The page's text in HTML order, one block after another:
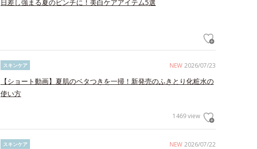
日差し強まる夏のピンチに！美白ケアアイテム5選
NEW 2026/07/23
スキンケア
【ショート動画】夏肌のベタつきを一掃！新発売のふきとり化粧水の
使い方
1469 view
NEW 2026/07/22
スキンケア